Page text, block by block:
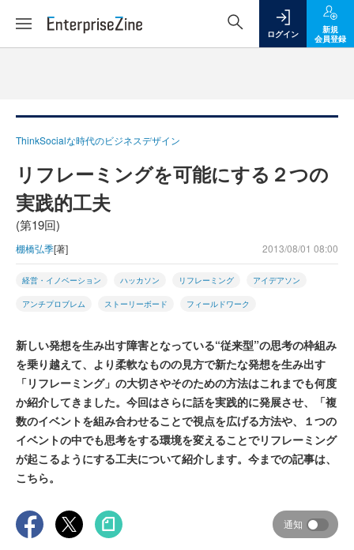
ログイン
新規
会員登録
ThinkSocialな時代のビジネスデザイン
リフレーミングを可能にする２つの
実践的工夫
(第19回)
棚橋弘季[著] 2013/08/01 08:00
経営・イノベーション ハッカソン リフレーミング アイデアソン
アンチプロブレム ストーリーボード フィールドワーク
新しい発想を生み出す障害となっている“従来型”の思考の枠組み
を乗り越えて、より柔軟なものの見方で新たな発想を生み出す
「リフレーミング」の大切さやそのための方法はこれまでも何度
か紹介してきました。今回はさらに話を実践的に発展させ、「複
数のイベントを組み合わせることで視点を広げる方法や、１つの
イベントの中でも思考をする環境を変えることでリフレーミング
が起こるようにする工夫について紹介します。今までの記事は、
こちら。
通知